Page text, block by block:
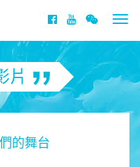
片
的舞台